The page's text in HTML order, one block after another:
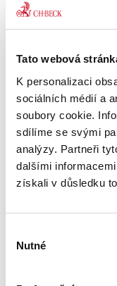
Tato webová
K personalizaci
sociálních médií a
soubory cookie.
sdílíme se svými
analýzy. Partneři
dalšími
získali v důsledku
souhlasu
Nutné
Potrpí si na
najdete
Nejvyššího
další
exekučním
rozdělili tak,
ustanovení
věnované
touto